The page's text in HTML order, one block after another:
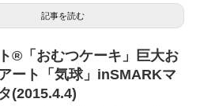
記事を読む
®「おむつケーキ」巨大お
ート「気球」inSMARKマ
(2015.4.4)